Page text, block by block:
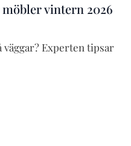
vintern 2026